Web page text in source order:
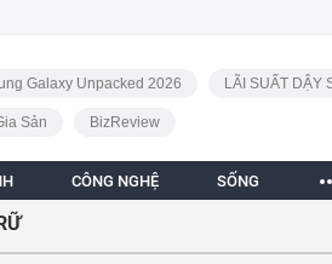
Galaxy Unpacked 2026 LÃI SUẤT DẬY
Sản BizReview
CÔNG NGHỆ SỐNG